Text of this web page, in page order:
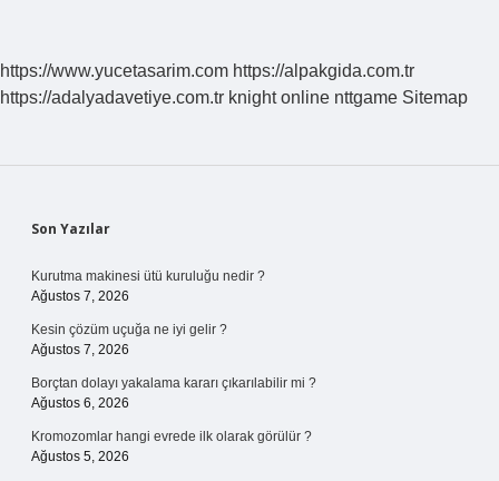
Salça
Çıkar
https://www.yucetasarim.com https://alpakgida.com.tr
https://adalyadavetiye.com.tr knight online nttgame Sitemap
Sidebar
Son Yazılar
Kurutma makinesi ütü kuruluğu nedir ?
Ağustos 7, 2026
Kesin çözüm uçuğa ne iyi gelir ?
Ağustos 7, 2026
Borçtan dolayı yakalama kararı çıkarılabilir mi ?
Ağustos 6, 2026
Kromozomlar hangi evrede ilk olarak görülür ?
Ağustos 5, 2026